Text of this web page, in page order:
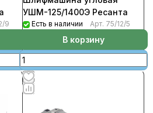
9
УШМ-125/1400Э Ресанта
Есть в наличии Арт. 75/12/5
В корзину